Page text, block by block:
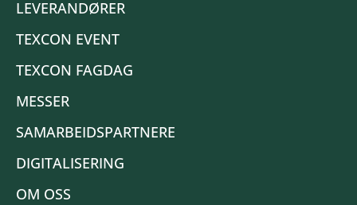
LEVERANDØRER
TEXCON EVENT
TEXCON FAGDAG
MESSER
SAMARBEIDSPARTNERE
DIGITALISERING
OM OSS